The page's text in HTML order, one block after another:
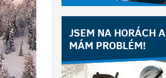
JSEM NA HORÁCH A
MÁM PROBLÉM!